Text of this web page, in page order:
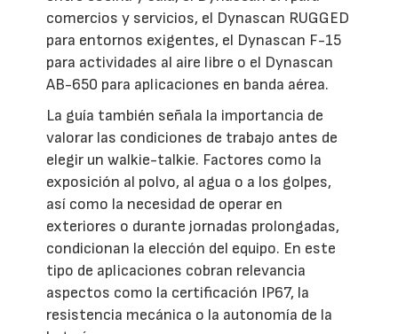
comercios y servicios, el Dynascan RUGGED
para entornos exigentes, el Dynascan F-15
para actividades al aire libre o el Dynascan
AB-650 para aplicaciones en banda aérea.
La guía también señala la importancia de
valorar las condiciones de trabajo antes de
elegir un walkie-talkie. Factores como la
exposición al polvo, al agua o a los golpes,
así como la necesidad de operar en
exteriores o durante jornadas prolongadas,
condicionan la elección del equipo. En este
tipo de aplicaciones cobran relevancia
aspectos como la certificación IP67, la
resistencia mecánica o la autonomía de la